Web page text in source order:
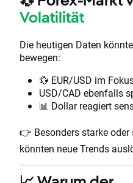
Volatilität
Die heutigen Daten
bewegen:
💱 EUR/USD im
USD/CAD ebenfalls
📊 Dollar reagiert
👉 Besonders starke oder
könnten neue Trends